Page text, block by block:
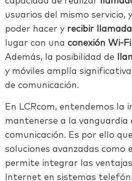
usuarios del mismo servicio,
poder hacer y recibir
lugar con una conexión Wi-Fi
Además, la posibilidad de
y móviles amplía
de comunicación.
En LCRcom, entendemos la
mantenerse a la vanguardia
comunicación. Es por ello
soluciones avanzadas como
permite integrar las
Internet en sistemas